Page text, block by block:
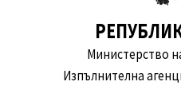
Министерство
Изпълнителна